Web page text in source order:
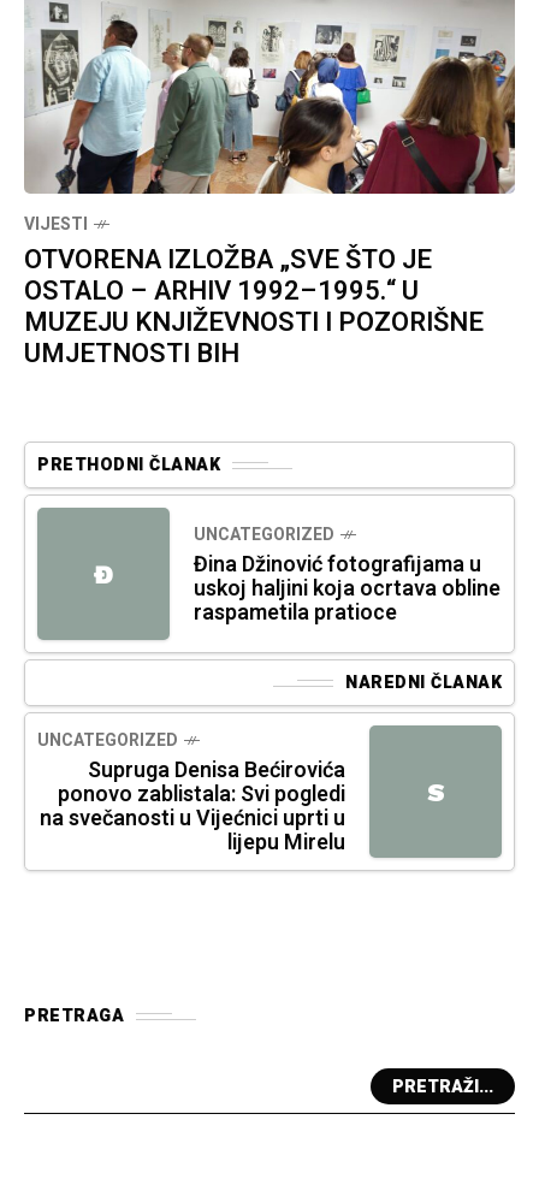
VIJESTI
OTVORENA IZLOŽBA „SVE ŠTO JE
OSTALO – ARHIV 1992–1995.“ U
MUZEJU KNJIŽEVNOSTI I POZORIŠNE
UMJETNOSTI BIH
PRETHODNI ČLANAK
Đ
UNCATEGORIZED
Đina Džinović fotografijama u
uskoj haljini koja ocrtava obline
raspametila pratioce
NAREDNI ČLANAK
S
UNCATEGORIZED
Supruga Denisa Bećirovića
ponovo zablistala: Svi pogledi
na svečanosti u Vijećnici uprti u
lijepu Mirelu
PRETRAGA
PRETRAŽI...